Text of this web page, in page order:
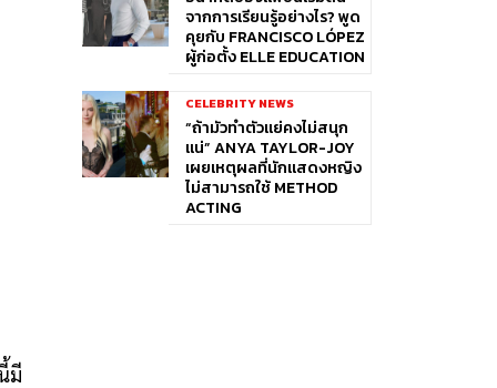
มี
จากการเรียนรู้อย่างไร? พูด
คุยกับ FRANCISCO LÓPEZ
ผู้ก่อตั้ง ELLE EDUCATION
CELEBRITY NEWS
“ถ้ามัวทำตัวแย่คงไม่สนุก
แน่” ANYA TAYLOR-JOY
เผยเหตุผลที่นักแสดงหญิง
ไม่สามารถใช้ METHOD
ACTING